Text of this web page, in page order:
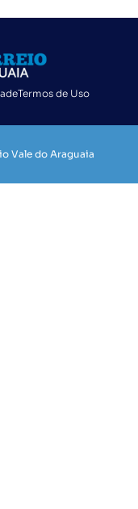
Termos de Uso
Vale do Araguaia